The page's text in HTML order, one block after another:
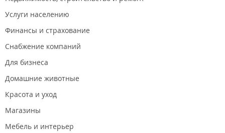
Услуги населению
Финансы и страхование
Снабжение компаний
Для бизнеса
Домашние животные
Красота и уход
Магазины
Мебель и интерьер